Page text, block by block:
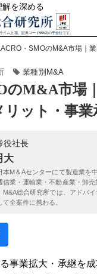
を深める
ム上場、証券コード9552)の子会社です。
CRO・SMOのM&A市場｜
業種別M&A
のM&A市場
リット・事業
役社長
大
本M＆Aセンターにて製造業を
信業・運輸業・不動産業・卸
M&A総合研究所では、アドバ
て全案件に携わる。
事業拡大・承継を